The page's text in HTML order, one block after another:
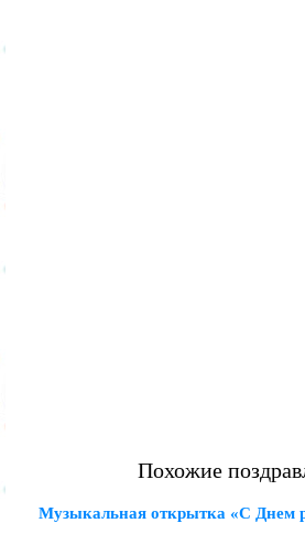
Похожие
Музыкальная открытка «С Днем